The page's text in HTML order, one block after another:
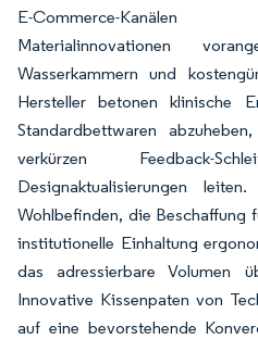
E-Commerce-
Materialinnovationen
Wasserkammern und
Hersteller betonen klinische
Standardbettwaren
verkürzen Feedback-
Designaktualisierungen
Wohlbefinden, die Beschaffung
institutionelle Einhaltung
das adressierbare Volumen
Innovative Kissenpaten von
auf eine bevorstehende